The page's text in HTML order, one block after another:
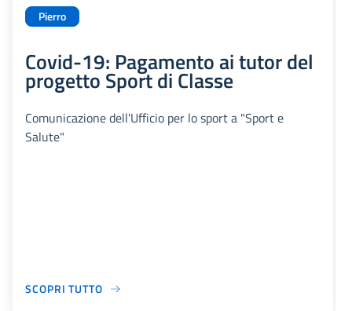
Pierro
Covid-19: Pagamento ai tutor del
progetto Sport di Classe
Comunicazione dell'Ufficio per lo sport a "Sport e
Salute"
SCOPRI TUTTO